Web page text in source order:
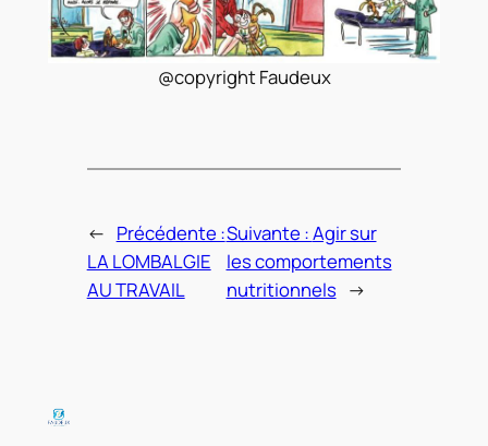
@copyright Faudeux
← Précédente :
LA LOMBALGIE
AU TRAVAIL
Suivante :Agir sur
les comportements
nutritionnels →